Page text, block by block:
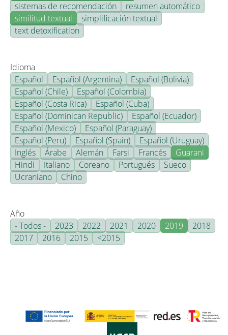
sistemas de recomendación
resumen automático
similitud textual
simplificación textual
text detoxification
Idioma
Español
Español (Argentina)
Español (Bolivia)
Español (Chile)
Español (Colombia)
Español (Costa Rica)
Español (Cuba)
Español (Dominican Republic)
Español (Ecuador)
Español (Mexico)
Español (Paraguay)
Español (Peru)
Español (Spain)
Español (Uruguay)
Inglés
Árabe Alemán Farsi Francés
Guarani
Hindi
Italiano Coreano Portugués
Sueco
Ucraniano
Chino
Año
- Todos -
2023 2022 2021 2020 2019
2018
2017
2016 2015 <2015